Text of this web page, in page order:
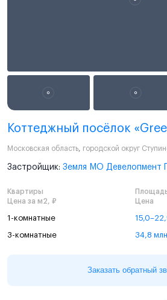
Коттеджный посёлок
Московская область, городской округ
Застройщик: Земля МО Девелопмент
Квартиры
Цена за м2, ₽
Цена
1-комнатные
3-комнатные 34,8
Заказать обратный